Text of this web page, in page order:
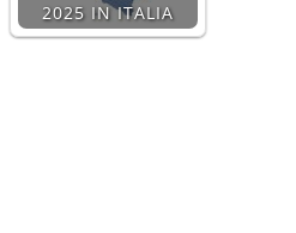
2025 IN ITALIA